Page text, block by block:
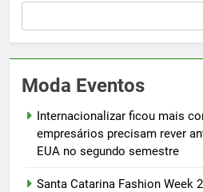
Moda Eventos
Internacionalizar ficou mais
empresários precisam rever
EUA no segundo semestre
Santa Catarina Fashion Week